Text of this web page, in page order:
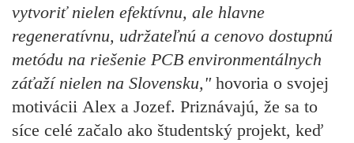
vytvoriť nielen efektívnu, ale hlavne
regeneratívnu, udržateľnú a cenovo dostupnú
metódu na riešenie PCB environmentálnych
záťaží nielen na Slovensku,"hovoria o svojej
motivácii Alex a Jozef. Priznávajú, že sa to
síce celé začalo ako študentský projekt, keď